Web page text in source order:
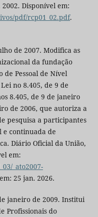
2002. Disponível em:
pdf/rcp01_02.pdf.
de 2007. Modifica as
da fundação
de Pessoal de Nível
no 8.405, de 9 de
8.405, de 9 de janeiro
de 2006, que autoriza a
pesquisa a participantes
e continuada de
Diário Oficial da União,
em:
_ato2007-
25 jan. 2026.
janeiro de 2009. Institui
Profissionais do